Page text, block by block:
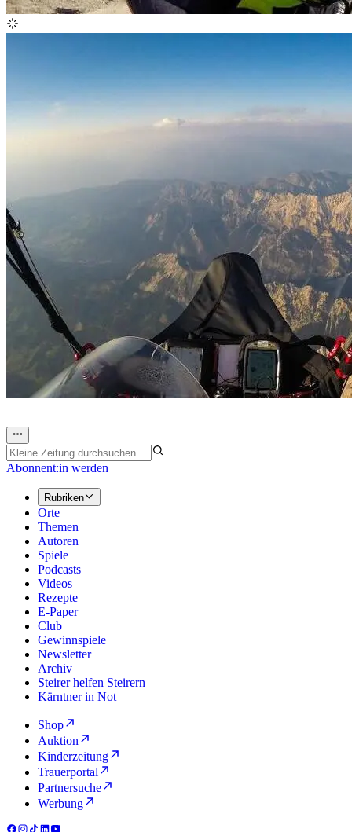
Abonnent:in werden
Rubriken
Orte
Themen
Autoren
Spiele
Podcasts
Videos
Rezepte
E-Paper
Club
Gewinnspiele
Newsletter
Archiv
Steirer helfen Steirern
Kärntner in Not
Shop
Auktion
Kinderzeitung
Trauerportal
Partnersuche
Werbung